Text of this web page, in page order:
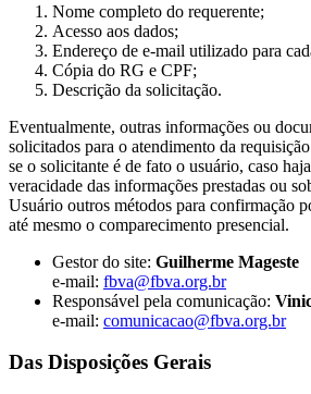
Nome completo do requerente;
Acesso aos dados;
Endereço de e-mail utilizado para
Cópia do RG e CPF;
Descrição da solicitação.
Eventualmente, outras informações ou
solicitados para o atendimento da
se o solicitante é de fato o usuário, caso
veracidade das informações prestadas ou
Usuário outros métodos para confirmação
até mesmo o comparecimento presencial.
Gestor do site: Guilherme Mageste
e-mail: fbva@fbva.org.br
Responsável pela comunicação:
e-mail: comunicacao@fbva.org.br
Das Disposições Gerais